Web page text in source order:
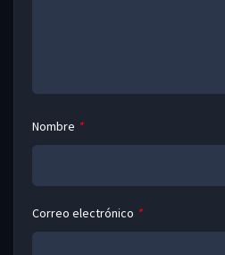
Nombre *
Correo electrónico *